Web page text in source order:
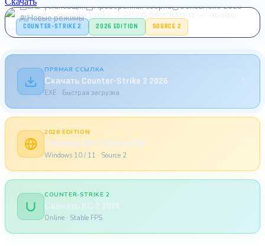
COUNTER-STRIKE 2 2026 EDITION SOURCE 2
EXE-установщик Проверенная сборка
Обновлено 2026
Новые режимы
ПРЯМАЯ ССЫЛКА
Скачать Counter-Strike 2 2026
EXE · Быстрая загрузка
2026 EDITION
Скачать CS 2 2026 на ПК
Windows 10 / 11 · Source 2
COUNTER-STRIKE 2
Скачать КС 2 2026
Online · Stable FPS